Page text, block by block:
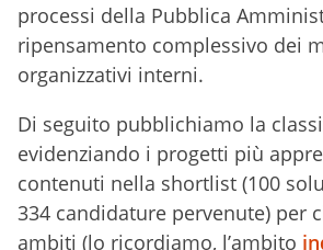
processi della Pubblica
ripensamento complessivo dei
organizzativi interni.
Di seguito pubblichiamo la
evidenziando i progetti più
contenuti nella shortlist (100
334 candidature pervenute) per
ambiti (lo ricordiamo, l’ambito